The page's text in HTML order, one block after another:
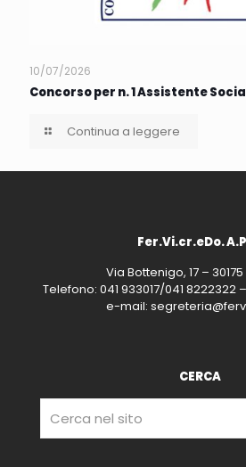
10/07/2026
Concorso per n. 1 Assistente
Continua a leggere
Fer.Vi.cr.eDo.
Via Bottenigo, 17 –
Telefono: 041 933017/041 8222322
e-mail:
CERCA